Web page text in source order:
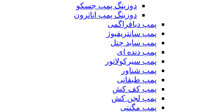
دوزینگ پمپ جسکو
دوزینگ پمپ اتاترون
پمپ دیافراگمی
پمپ سانتریفیوژ
پمپ ساید چنل
پمپ دنده ای
پمپ سیرکولاتور
پمپ شناور
پمپ طبقاتی
پمپ کف کش
پمپ لجن کش
پمپ مگنتی